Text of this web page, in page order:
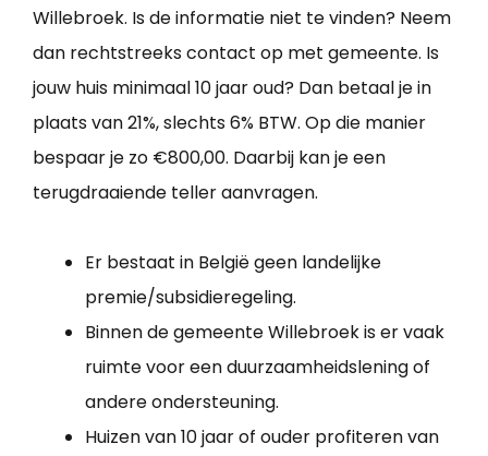
Willebroek. Is de informatie niet te vinden? Neem
dan rechtstreeks contact op met gemeente. Is
jouw huis minimaal 10 jaar oud? Dan betaal je in
plaats van 21%, slechts 6% BTW. Op die manier
bespaar je zo €800,00. Daarbij kan je een
terugdraaiende teller aanvragen.
Er bestaat in België geen landelijke
premie/subsidieregeling.
Binnen de gemeente Willebroek is er vaak
ruimte voor een duurzaamheidslening of
andere ondersteuning.
Huizen van 10 jaar of ouder profiteren van